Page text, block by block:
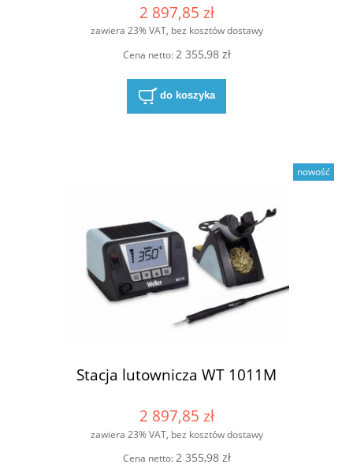
2 897,85 zł
zawiera 23% VAT, bez kosztów dostawy
Cena netto:2 355,98 zł
do koszyka
Stacja lutownicza WT 1011M
2 897,85 zł
zawiera 23% VAT, bez kosztów dostawy
Cena netto:2 355,98 zł
nowość